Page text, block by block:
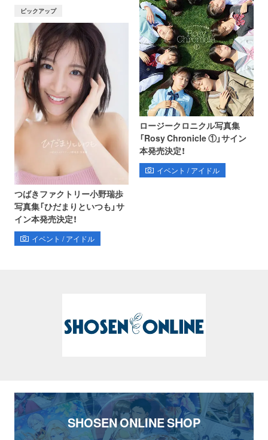
ピックアップ
つばきファクトリー小野瑞歩
写真集「ひだまりといつも」サ
イン本発売決定！
イベント / アイドル
ロージークロニクル写真集
「Rosy Chronicle ①」サイン
本発売決定！
イベント / アイドル
SHOSEN ONLINE SHOP